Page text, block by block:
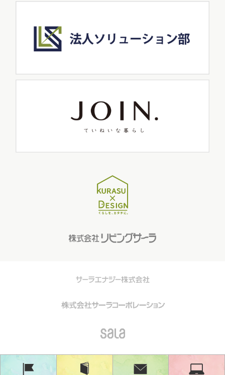
知立・安城・刈谷・岡崎・豊橋・豊川・蒲郡・湖西・浜松の戸建てリノベーション・リフォ